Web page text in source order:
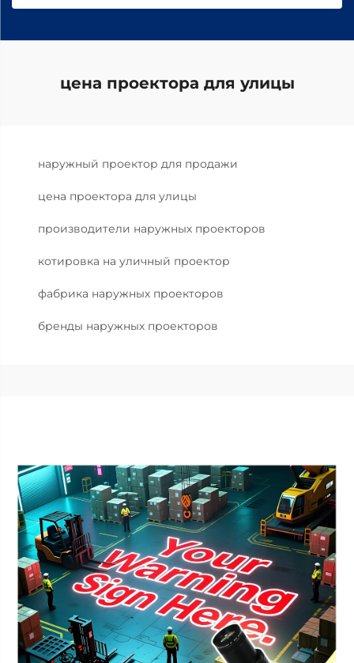
цена проектора для улицы
наружный проектор для продажи
цена проектора для улицы
производители наружных проекторов
котировка на уличный проектор
фабрика наружных проекторов
бренды наружных проекторов